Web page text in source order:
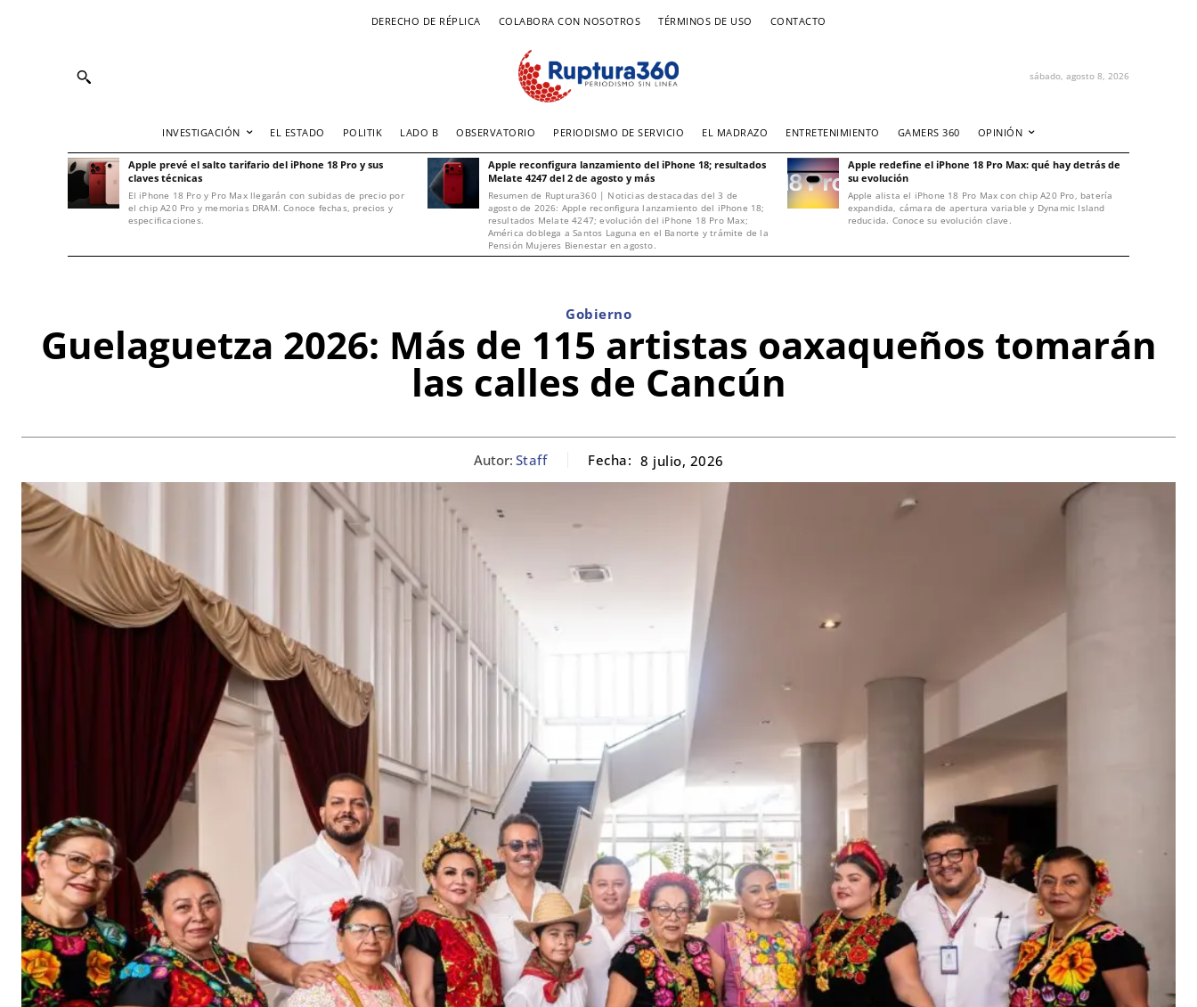
DERECHO DE RÉPLICA COLABORA CON NOSOTROS TÉRMINOS DE USO CONTACTO
sábado, agosto 8, 2026
INVESTIGACIÓN EL ESTADO POLITIK LADO B OBSERVATORIO PERIODISMO DE SERVICIO EL MADRAZO ENTRETENIMIENTO GAMERS 360 OPINIÓN
Apple prevé el salto tarifario del iPhone 18 Pro y sus
claves técnicas
El iPhone 18 Pro y Pro Max llegarán con subidas de precio por
el chip A20 Pro y memorias DRAM. Conoce fechas, precios y
especificaciones.
Apple reconfigura lanzamiento del iPhone 18; resultados
Melate 4247 del 2 de agosto y más
Resumen de Ruptura360 | Noticias destacadas del 3 de
agosto de 2026: Apple reconfigura lanzamiento del iPhone 18;
resultados Melate 4247; evolución del iPhone 18 Pro Max;
América doblega a Santos Laguna en el Banorte y trámite de la
Pensión Mujeres Bienestar en agosto.
Apple redefine el iPhone 18 Pro Max: qué hay detrás de
su evolución
Apple alista el iPhone 18 Pro Max con chip A20 Pro, batería
expandida, cámara de apertura variable y Dynamic Island
reducida. Conoce su evolución clave.
Gobierno
Guelaguetza 2026: Más de 115 artistas oaxaqueños tomarán
las calles de Cancún
Autor: Staff Fecha: 8 julio, 2026